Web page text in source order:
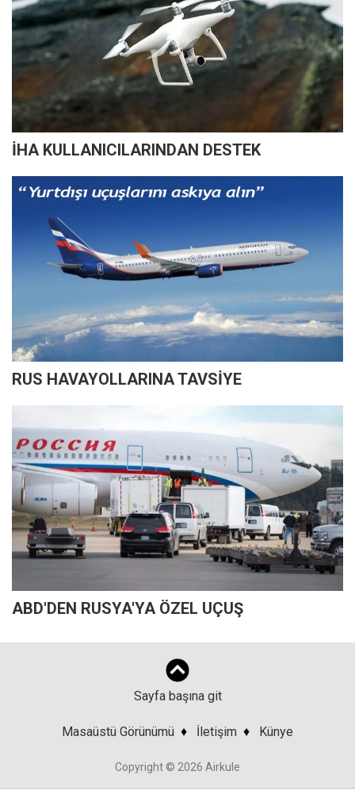
İHA KULLANICILARINDAN DESTEK
RUS HAVAYOLLARINA TAVSİYE
ABD'DEN RUSYA'YA ÖZEL UÇUŞ
Sayfa başına git
Masaüstü Görünümü ♦ İletişim ♦ Künye
Copyright © 2026 Airkule